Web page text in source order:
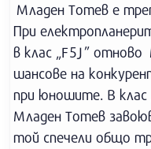
Младен Тотев е
При
в клас „F5J”
шансове на
при юношите. В клас
Младен Тотев
той спечели общо